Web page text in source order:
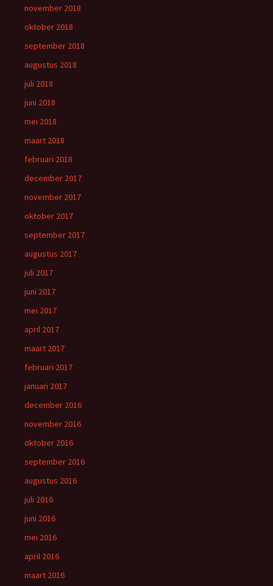
november 2018
oktober 2018
september 2018
augustus 2018
juli 2018
juni 2018
mei 2018
maart 2018
februari 2018
december 2017
november 2017
oktober 2017
september 2017
augustus 2017
juli 2017
juni 2017
mei 2017
april 2017
maart 2017
februari 2017
januari 2017
december 2016
november 2016
oktober 2016
september 2016
augustus 2016
juli 2016
juni 2016
mei 2016
april 2016
maart 2016